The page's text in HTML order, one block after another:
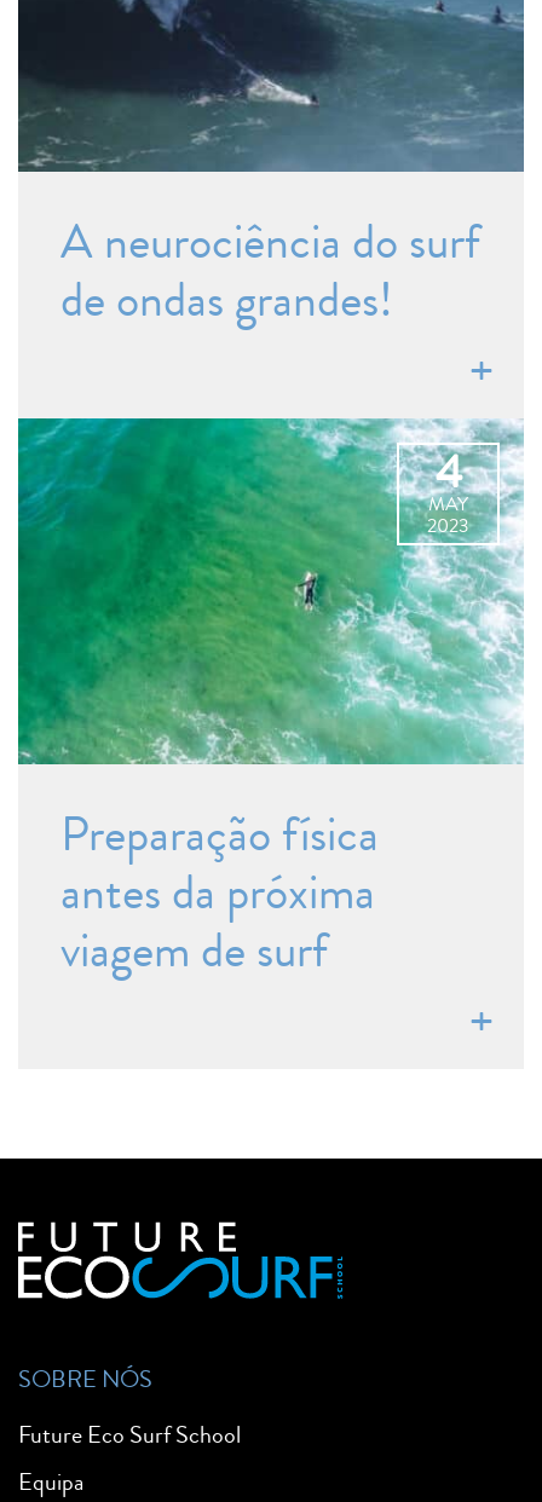
A neurociência do surf
de ondas grandes!
4
MAY
2023
Preparação física
antes da próxima
viagem de surf
SOBRE NÓS
Future Eco Surf School
Equipa